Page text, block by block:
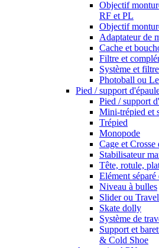
Objectif
RF et PL
Objectif
Adaptateur de
Cache et
Filtre et
Système et
Photoball ou
Pied / support
Pied / support
Mini-trépied et
Trépied
Monopode
Cage et Crosse
Stabilisateur
Tête, rotule,
Elément séparé
Niveau à bulles
Slider ou
Skate dolly
Système de
Support et
& Cold Shoe